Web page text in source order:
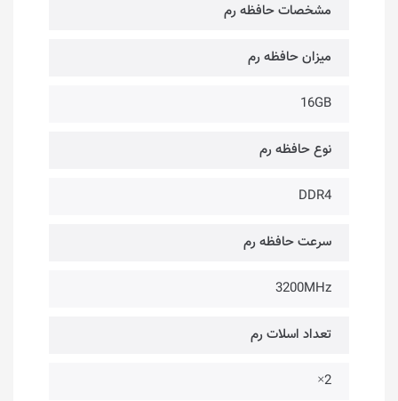
مشخصات حافظه رم
میزان حافظه رم
16GB
نوع حافظه رم
DDR4
سرعت حافظه رم
3200MHz
تعداد اسلات رم
2×